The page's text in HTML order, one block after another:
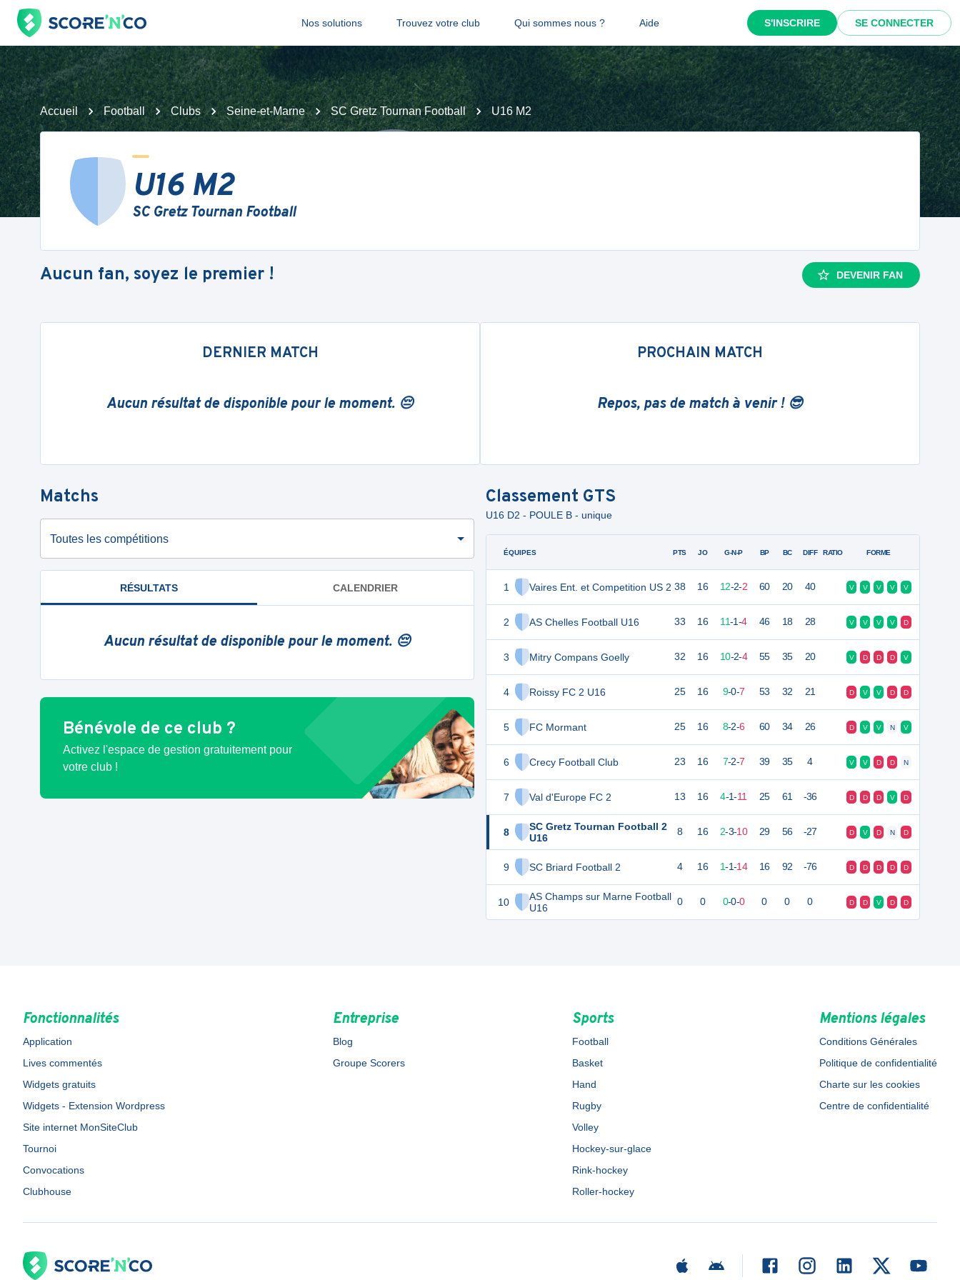
Nos solutions Trouvez votre club Qui sommes nous ? Aide S'INSCRIRE SE CONNECTER
Accueil Football Clubs Seine-et-Marne SC Gretz Tournan Football U16 M2
U16 M2
SC Gretz Tournan Football
Aucun fan, soyez le premier ! DEVENIR FAN
DERNIER MATCH
Aucun résultat de disponible pour le moment. 😔
PROCHAIN MATCH
Repos, pas de match à venir ! 😎
Matchs
Toutes les compétitions
RÉSULTATS CALENDRIER
Aucun résultat de disponible pour le moment. 😔
Bénévole de ce club ?
Activez l'espace de gestion gratuitement pour
votre club !
Classement GTS
U16 D2 - POULE B - unique
ÉQUIPES
1 Vaires Ent. et Competition US 2
2 AS Chelles Football U16
3 Mitry Compans Goelly
4 Roissy FC 2 U16
5 FC Mormant
6 Crecy Football Club
7 Val d'Europe FC 2
8
SC Gretz Tournan Football 2
U16
9 SC Briard Football 2
10
AS Champs sur Marne Football
U16
PTS JO G-N-P BP BC DIFF RATIO FORME
38 16 12-2-2 60 20 40 V V V V V
33 16 11-1-4 46 18 28 V V V V D
32 16 10-2-4 55 35 20 V D D D V
25 16 9-0-7 53 32 21 D V V D D
25 16 8-2-6 60 34 26 D V V N V
23 16 7-2-7 39 35 4 V V D D N
13 16 4-1-11 25 61 -36 D D D V D
8 16 2-3-10 29 56 -27 D V D N D
4 16 1-1-14 16 92 -76 D D D D D
0 0 0-0-0 0 0 0 D D V D D
Fonctionnalités
Application
Lives commentés
Widgets gratuits
Widgets - Extension Wordpress
Site internet MonSiteClub
Tournoi
Convocations
Clubhouse
Entreprise
Blog
Groupe Scorers
Sports
Football
Basket
Hand
Rugby
Volley
Hockey-sur-glace
Rink-hockey
Roller-hockey
Mentions légales
Conditions Générales
Politique de confidentialité
Charte sur les cookies
Centre de confidentialité